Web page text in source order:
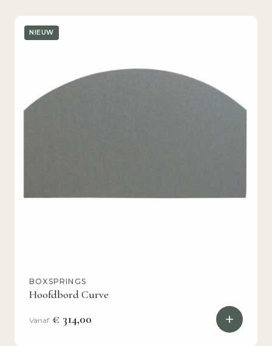
NIEUW
BOXSPRINGS
Hoofdbord Curve
Vanaf € 314,00